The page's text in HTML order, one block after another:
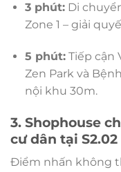
3 phút:Di
Zone 1 – giải
5 phút:Tiếp cận
Zen Park và
nội khu 30m.
3. Shophouse
cư dân tại S2.02
Điểm nhấn không